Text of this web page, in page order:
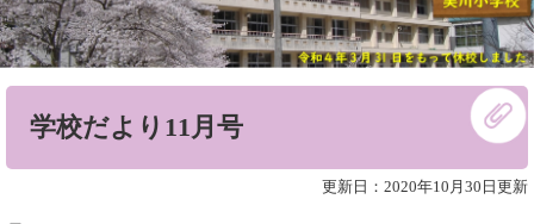
へ
学校だより11月号
更新日：2020年10月30日更新